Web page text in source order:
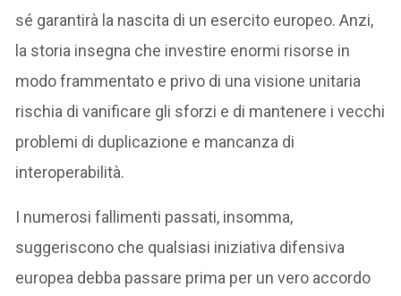
sé garantirà la nascita di un esercito europeo. Anzi,
la storia insegna che investire enormi risorse in
modo frammentato e privo di una visione unitaria
rischia di vanificare gli sforzi e di mantenere i vecchi
problemi di duplicazione e mancanza di
interoperabilità.
I numerosi fallimenti passati, insomma,
suggeriscono che qualsiasi iniziativa difensiva
europea debba passare prima per un vero accordo